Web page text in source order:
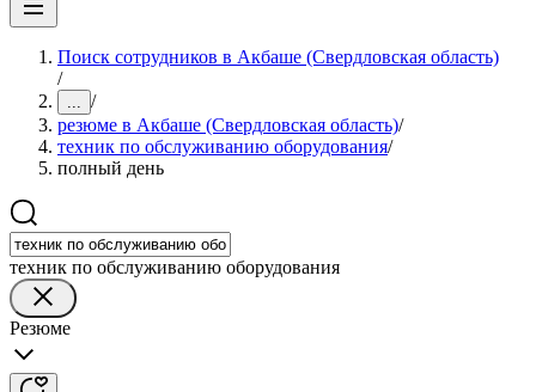
Поиск сотрудников в Акбаше (Свердловская область)
/
... /
резюме в Акбаше (Свердловская область)/
техник по обслуживанию оборудования/
полный день
техник по обслуживанию оборудования
Резюме